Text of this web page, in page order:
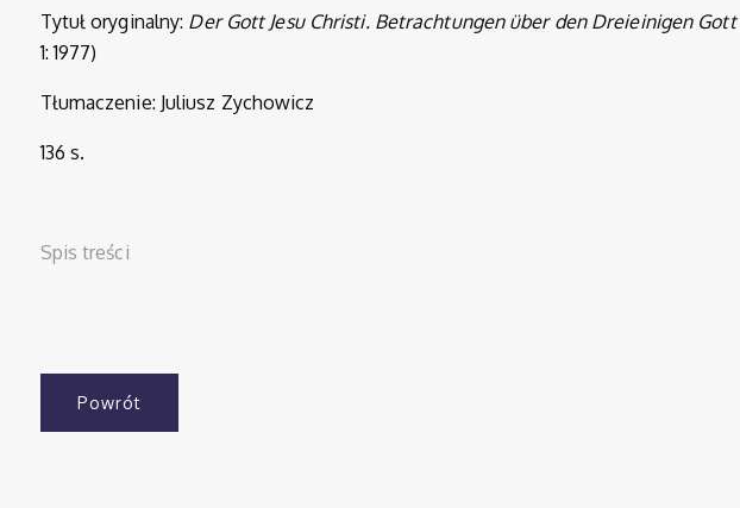
Tytuł oryginalny: Der Gott Jesu Christi. Betrachtungen über den Dreieinigen Gott
1: 1977)
Tłumaczenie: Juliusz Zychowicz
136 s.
Spis treści
Powrót